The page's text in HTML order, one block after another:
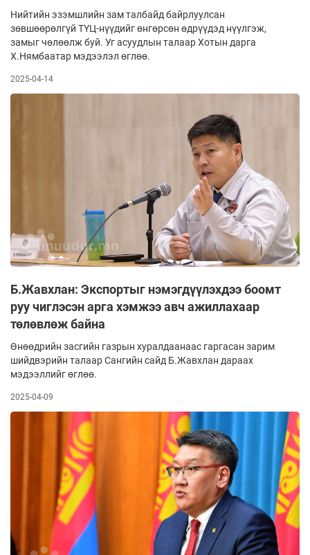
Нийтийн эзэмшлийн зам талбайд байрлуулсан
зөвшөөрөлгүй ТҮЦ-нүүдийг өнгөрсөн өдрүүдэд нүүлгэж,
замыг чөлөөлж буй. Уг асуудлын талаар Хотын дарга
Х.Нямбаатар мэдээлэл өглөө.
2025-04-14
Б.Жавхлан: Экспортыг нэмэгдүүлэхдээ боомт
руу чиглэсэн арга хэмжээ авч ажиллахаар
төлөвлөж байна
Өнөөдрийн засгийн газрын хуралдаанаас гаргасан зарим
шийдвэрийн талаар Сангийн сайд Б.Жавхлан дараах
мэдээллийг өглөө.
2025-04-09